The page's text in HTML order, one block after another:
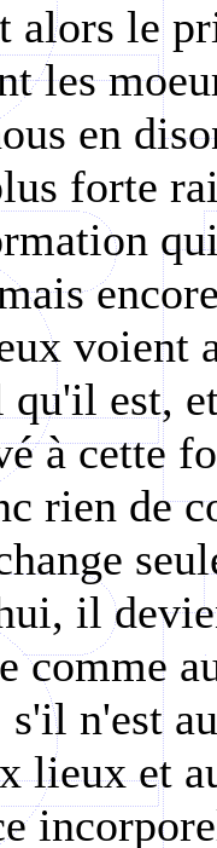
alors le
les
en
forte
voient
est,
à cette
rien de
il
comme
n'est
lieux et